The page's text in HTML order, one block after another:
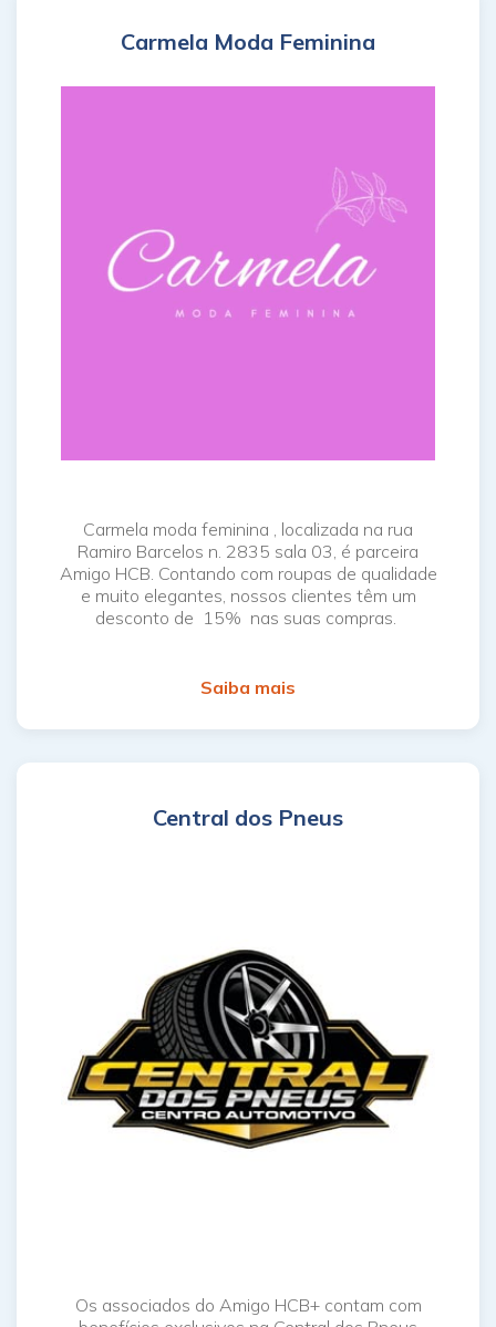
Carmela Moda Feminina
Carmela moda feminina , localizada na rua
Ramiro Barcelos n. 2835 sala 03, é parceira
Amigo HCB. Contando com roupas de qualidade
e muito elegantes, nossos clientes têm um
desconto de 15% nas suas compras.
Saiba mais
Central dos Pneus
Os associados do Amigo HCB+ contam com